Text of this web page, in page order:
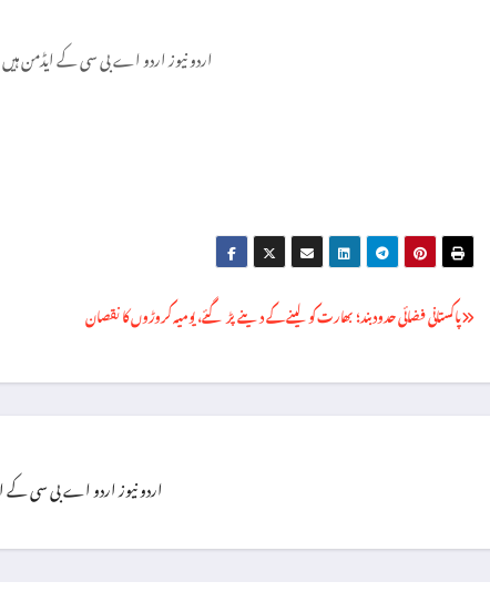
اردو نیوز اردو اے بی سی کے ایڈمن ہیں اور گزشتہ ۸ سال سے یہ فرائص
پاکستانی فضائی حدود بند؛ بھارت کو لینے کے دینے پڑ گئے، یومیہ کروڑوں کا نقصان
اردو نیوز اردو اے بی سی کے ایڈمن ہیں اور گزشتہ ۸